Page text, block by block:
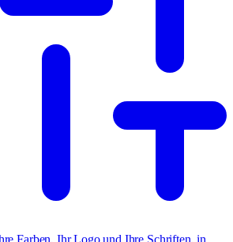
Farben, Ihr Logo und Ihre Schriften, in